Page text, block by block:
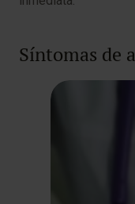
Síntomas de